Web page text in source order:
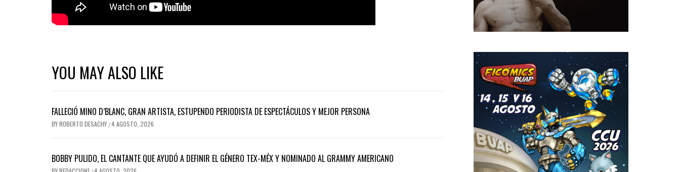
YOU MAY ALSO LIKE
FALLECIÓ MINO D’BLANC, GRAN ARTISTA, ESTUPENDO PERIODISTA DE ESPECTÁCULOS Y MEJOR PERSONA
BYROBERTO DESACHY /4 AGOSTO, 2026
BOBBY PULIDO, EL CANTANTE QUE AYUDÓ A DEFINIR EL GÉNERO TEX-MÉX Y NOMINADO AL GRAMMY AMERICANO